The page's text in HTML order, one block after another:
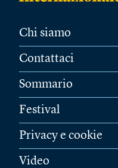
Chi siamo
Contattaci
Sommario
Festival
Privacy e cookie
Video